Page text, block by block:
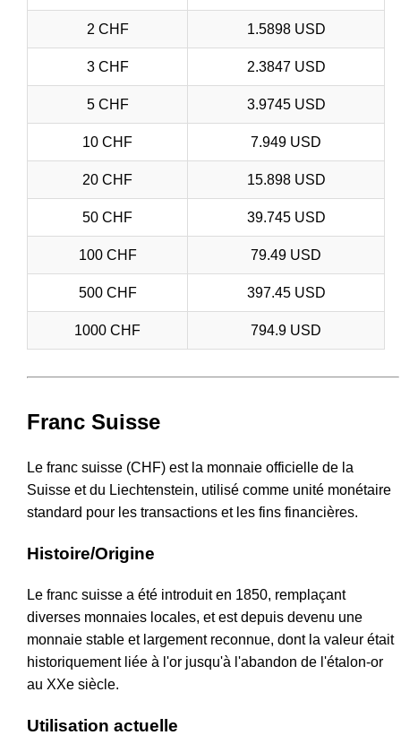
2 CHF 1.5898 USD
3 CHF 2.3847 USD
5 CHF 3.9745 USD
10 CHF 7.949 USD
20 CHF 15.898 USD
50 CHF 39.745 USD
100 CHF 79.49 USD
500 CHF 397.45 USD
1000 CHF 794.9 USD
Franc Suisse
Le franc suisse (CHF) est la monnaie officielle de la
Suisse et du Liechtenstein, utilisé comme unité monétaire
standard pour les transactions et les fins financières.
Histoire/Origine
Le franc suisse a été introduit en 1850, remplaçant
diverses monnaies locales, et est depuis devenu une
monnaie stable et largement reconnue, dont la valeur était
historiquement liée à l'or jusqu'à l'abandon de l'étalon-or
au XXe siècle.
Utilisation actuelle